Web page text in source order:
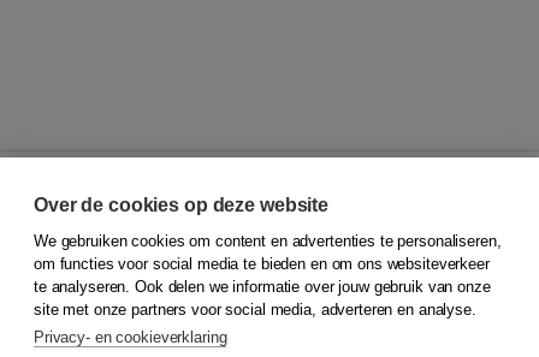
© 2026Koninklijke Boom uitgevers
Klantenservice
Service & informatie
Contact
Over de cookies op deze website
We gebruiken cookies om content en advertenties te personaliseren,
om functies voor social media te bieden en om ons websiteverkeer
te analyseren. Ook delen we informatie over jouw gebruik van onze
site met onze partners voor social media, adverteren en analyse.
Privacy- en cookieverklaring